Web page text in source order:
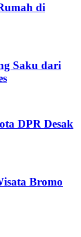
di
Saku dari
DPR Desak
Bromo